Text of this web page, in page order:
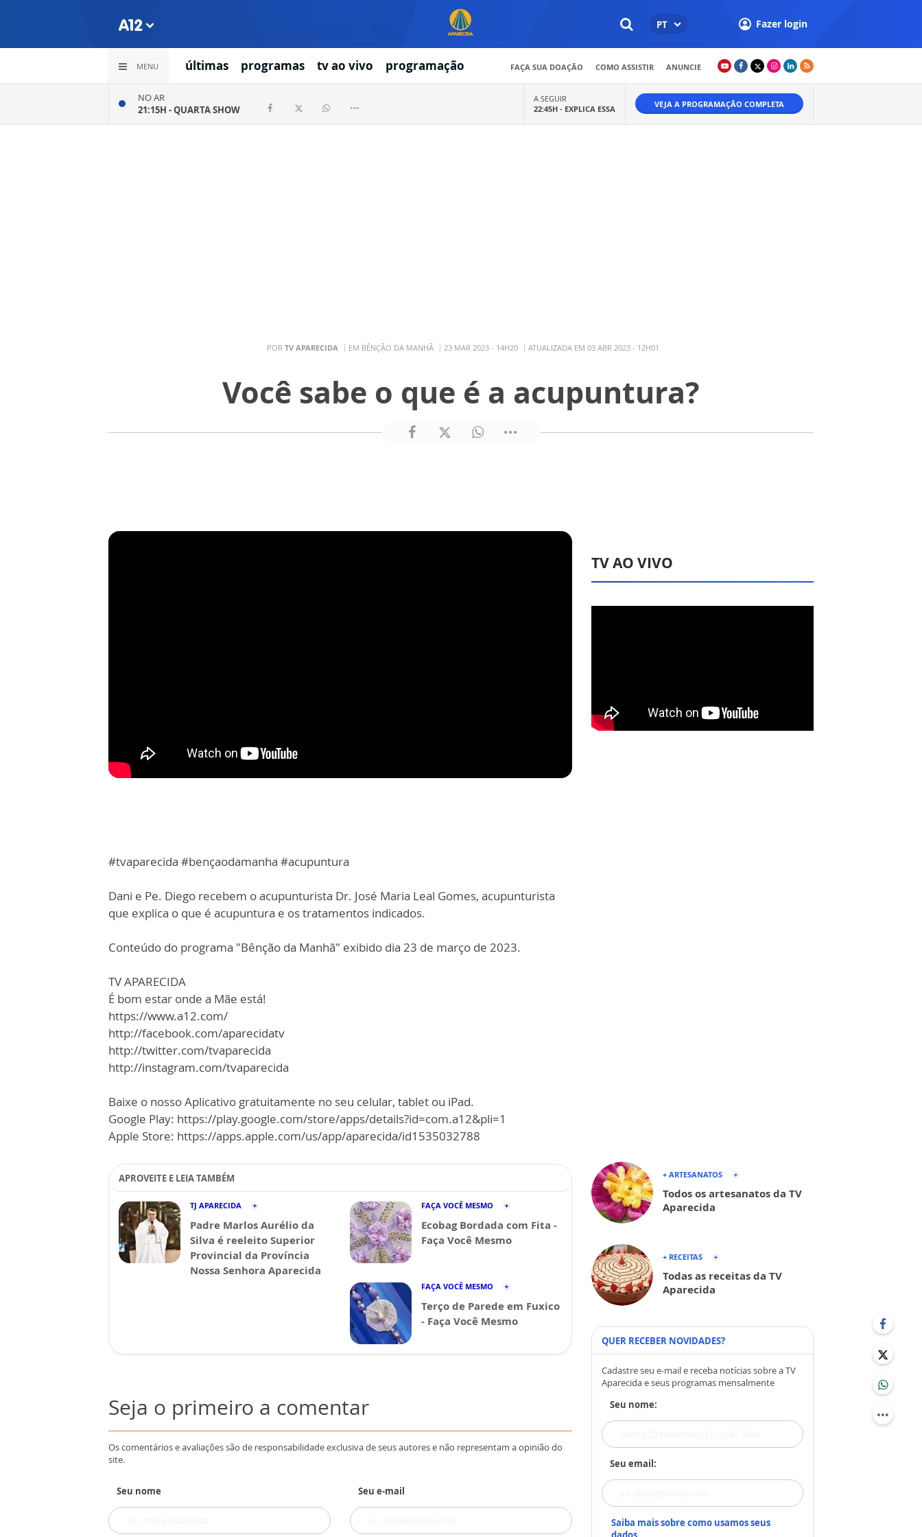
PT Fazer login
MENU últimas programas tv ao vivo programação FAÇA SUA DOAÇÃO COMO ASSISTIR ANUNCIE
NO AR
21:15H -QUARTA SHOW
A SEGUIR
22:45H - EXPLICA ESSA VEJA A PROGRAMAÇÃO COMPLETA
POR TV APARECIDA EM BÊNÇÃO DA MANHÃ 23 MAR 2023 - 14H20 ATUALIZADA EM 03 ABR 2023 - 12H01
Você sabe o que é a acupuntura?
#tvaparecida #bençaodamanha #acupuntura
Dani e Pe. Diego recebem o acupunturista Dr. José Maria Leal Gomes, acupunturista
que explica o que é acupuntura e os tratamentos indicados.
Conteúdo do programa "Bênção da Manhã" exibido dia 23 de março de 2023.
TV APARECIDA
É bom estar onde a Mãe está!
https://www.a12.com/
http://facebook.com/aparecidatv
http://twitter.com/tvaparecida
http://instagram.com/tvaparecida
Baixe o nosso Aplicativo gratuitamente no seu celular, tablet ou iPad.
Google Play: https://play.google.com/store/apps/details?id=com.a12&pli=1
Apple Store: https://apps.apple.com/us/app/aparecida/id1535032788
APROVEITE E LEIA TAMBÉM
TJ APARECIDA
Padre Marlos Aurélio da
Silva é reeleito Superior
Provincial da Província
Nossa Senhora Aparecida
FAÇA VOCÊ MESMO
Ecobag Bordada com Fita -
Faça Você Mesmo
FAÇA VOCÊ MESMO
Terço de Parede em Fuxico
- Faça Você Mesmo
Seja o primeiro a comentar
Os comentários e avaliações são de responsabilidade exclusiva de seus autores e não representam a opinião do
site.
Seu nome Seu e-mail
TV AO VIVO
+ ARTESANATOS
Todos os artesanatos da TV
Aparecida
+ RECEITAS
Todas as receitas da TV
Aparecida
QUER RECEBER NOVIDADES?
Cadastre seu e-mail e receba notícias sobre a TV
Aparecida e seus programas mensalmente
Seu nome:
Seu email:
Saiba mais sobre como usamos seus